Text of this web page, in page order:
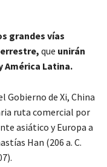
grandes vías
que unirán
América Latina.
Gobierno de Xi, China
ruta comercial por
asiático y Europa a
Han (206 a. C.